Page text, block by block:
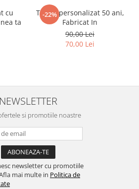
cu
ta
-22%
Tricou personalizat 50 ani,
Fabricat In
90,00 Lei
70,00 Lei
NEWSLETTER
si promotiile noastre
newsletter cu promotiile
mai multe in Politica de